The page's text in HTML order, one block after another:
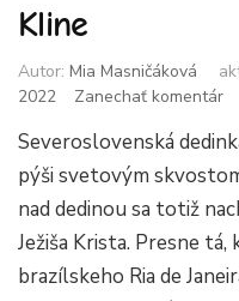
Kline
Autor: Mia Masničáková
2022
Zanechať komentárk
v
Severoslovenská
pýši svetovým
nad dedinou sa totiž
Ježiša Krista. Presne
brazílskeho Ria de